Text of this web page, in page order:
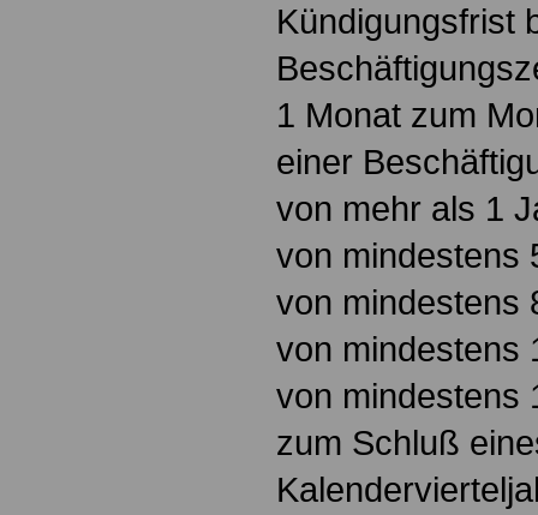
Kündigungsfrist
1 Monat zum
einer
von mehr als 1
von mindestens
von mindestens
von mindestens
von mindestens
zum Schluß